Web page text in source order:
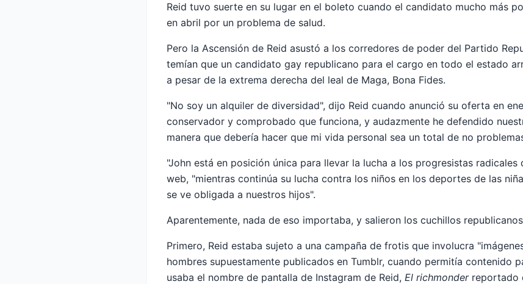
Reid tuvo suerte en su lugar en el boleto cuando el candidato mucho más
en abril por un problema de salud.
Pero la Ascensión de Reid asustó a los corredores de poder del Partido
temían que un candidato gay republicano para el cargo en todo el estado
a pesar de la extrema derecha del leal de Maga, Bona Fides.
"No soy un alquiler de diversidad", dijo Reid cuando anunció su oferta en
conservador y comprobado que funciona, y audazmente he defendido
manera que debería hacer que mi vida personal sea un total de no
"John está en posición única para llevar la lucha a los progresistas
web, "mientras continúa su lucha contra los niños en los deportes de las
se ve obligada a nuestros hijos".
Aparentemente, nada de eso importaba, y salieron los cuchillos
Primero, Reid estaba sujeto a una campaña de frotis que involucra
hombres supuestamente publicados en Tumblr, cuando permitía contenido
usaba el nombre de pantalla de Instagram de Reid, El richmonderreportado